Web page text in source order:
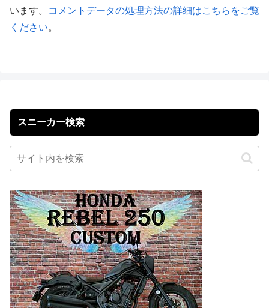
います。
コメントデータの処理方法の詳細はこちらをご覧
ください。
スニーカー検索